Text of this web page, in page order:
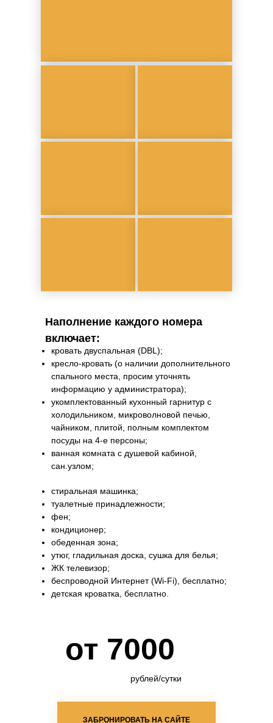
Наполнение каждого номера
включает:
ЗАБРОНИРОВАТЬ НА САЙТЕ
кровать двуспальная (DBL);
кресло-кровать (о наличии дополнительного
спального места, просим уточнять
информацию у администратора);
укомплектованный кухонный гарнитур с
холодильником, микроволновой печью,
чайником, плитой, полным комплектом
посуды на 4-е персоны;
ванная комната с душевой кабиной,
сан.узлом;
стиральная машинка;
туалетные принадлежности;
фен;
кондиционер;
обеденная зона;
утюг, гладильная доска, сушка для белья;
ЖК телевизор;
беспроводной Интернет (Wi-Fi), бесплатно;
детская кроватка, бесплатно.
от 7000
рублей/сутки